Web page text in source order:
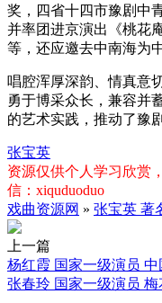
奖，四省十四市豫剧中
并率团进京演出《桃花
等，还应邀去中南海为
唱腔浑厚深韵、情真意
勇于博采众长，兼容并
的艺术实践，推动了豫
张宝英
资源仅供个人学习欣赏
信：xiquduoduo
戏曲资源网 » 张宝英 著
上一篇
杨红霞 国家一级演员
张春玲 国家一级演员